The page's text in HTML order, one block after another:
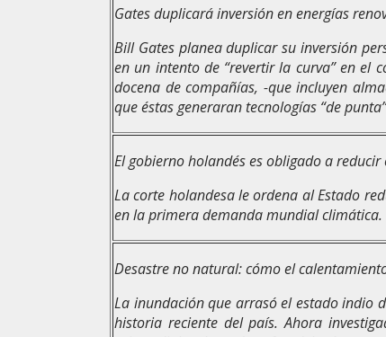
Gates duplicará inversión en energías
Bill Gates planea duplicar su inversión
en un intento de “revertir la curva” en
docena de compañías, -que incluyen
que éstas generaran tecnologías “de
El gobierno holandés es obligado a
La corte holandesa le ordena al Estado
en la primera demanda mundial climática.
Desastre no natural: cómo el
La inundación que arrasó el estado indio
historia reciente del país. Ahora